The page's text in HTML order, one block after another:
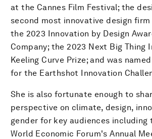
at the Cannes Film Festival; the
second most innovative design
the 2023 Innovation by Design
Company; the 2023 Next Big Thing
Keeling Curve Prize; and was
for the Earthshot Innovation
She is also fortunate enough to
perspective on climate, design,
gender for key audiences including
World Economic Forum's Annual